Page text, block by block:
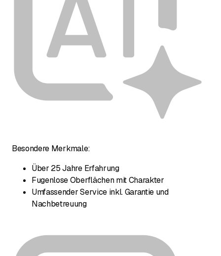
Besondere Merkmale:
Über 25 Jahre Erfahrung
Fugenlose Oberflächen mit Charakter
Umfassender Service inkl. Garantie und
Nachbetreuung